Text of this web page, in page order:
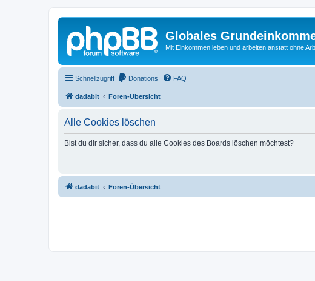
Globales
Mit Einkommen leben und arbeiten anstatt ohne
Schnellzugriff Donations FAQ
dadabit Foren-Übersicht
Alle Cookies löschen
Bist du dir sicher, dass du alle Cookies des Boards löschen möchtest?
dadabit Foren-Übersicht